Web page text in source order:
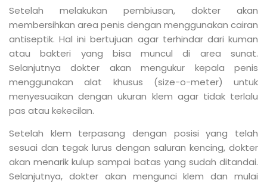
Setelah melakukan pembiusan, dokter akan
membersihkan area penis dengan menggunakan cairan
antiseptik. Hal ini bertujuan agar terhindar dari kuman
atau bakteri yang bisa muncul di area sunat.
Selanjutnya dokter akan mengukur kepala penis
menggunakan alat khusus (size-o-meter) untuk
menyesuaikan dengan ukuran klem agar tidak terlalu
pas atau kekecilan.
Setelah klem terpasang dengan posisi yang telah
sesuai dan tegak lurus dengan saluran kencing, dokter
akan menarik kulup sampai batas yang sudah ditandai.
Selanjutnya, dokter akan mengunci klem dan mulai